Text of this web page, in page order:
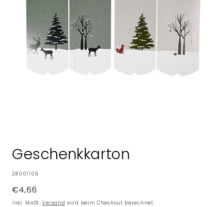
Modal
öffnen
Geschenkkarton
SKU:
28001106
Normaler
Preis
€4,66
Inkl. MwSt.Versand wird beim Checkout berechnet